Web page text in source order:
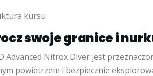
kursu
swoje granice i
Advanced Nitrox Diver jest
powietrzem i bezpiecznie